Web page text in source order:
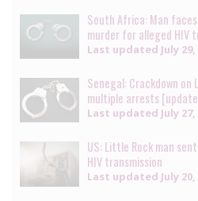
South Africa: Man
murder for alleged HIV
Last updated July
Senegal: Crackdown on
multiple arrests
Last updated July
US: Little Rock man
HIV transmission
Last updated July